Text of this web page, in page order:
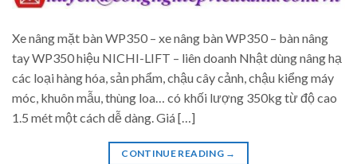
Xe nâng mặt bàn WP350 – xe nâng bàn WP350 – bàn nâng
tay WP350 hiệu NICHI-LIFT – liên doanh Nhật dùng nâng hạ
các loại hàng hóa, sản phẩm, chậu cây cảnh, chậu kiểng máy
móc, khuôn mẫu, thùng loa… có khối lượng 350kg từ độ cao
1.5 mét một cách dễ dàng. Giá […]
CONTINUE READING →